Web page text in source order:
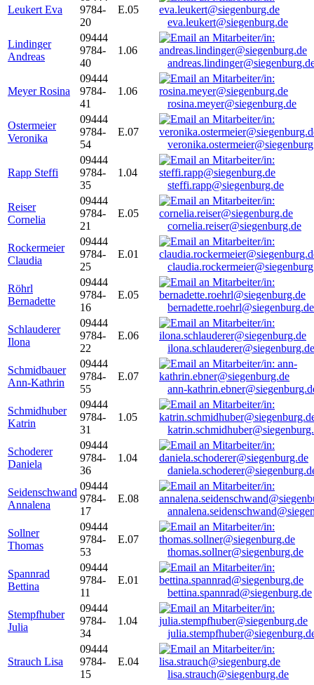
Leukert Eva
9784-
20
E.05
eva.leukert@siegenburg.de
Lindinger
Andreas
09444
9784-
40
1.06
Meyer Rosina
09444
9784-
41
1.06
rosina.meyer@siegenburg.de
Ostermeier
Veronika
09444
9784-
54
E.07
Rapp Steffi
09444
9784-
35
1.04
steffi.rapp@siegenburg.de
Reiser
Cornelia
09444
9784-
21
E.05
cornelia.reiser@siegenburg.de
Rockermeier
Claudia
09444
9784-
25
E.01
Röhrl
Bernadette
09444
9784-
16
E.05
bernadette.roehrl@siegenburg.de
Schlauderer
Ilona
09444
9784-
22
E.06
ilona.schlauderer@siegenburg.de
Schmidbauer
Ann-Kathrin
09444
9784-
55
E.07
ann-
Schmidhuber
Katrin
09444
9784-
31
1.05
Schoderer
Daniela
09444
9784-
36
1.04
Seidenschwand
Annalena
09444
9784-
17
E.08
Sollner
Thomas
09444
9784-
53
E.07
thomas.sollner@siegenburg.de
Spannrad
Bettina
09444
9784-
11
E.01
bettina.spannrad@siegenburg.de
Stempfhuber
Julia
09444
9784-
34
1.04
Strauch Lisa
09444
9784-
15
E.04
lisa.strauch@siegenburg.de